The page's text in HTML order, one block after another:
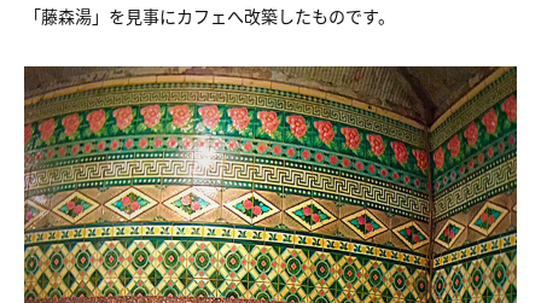
「藤森湯」を見事にカフェへ改築したものです。